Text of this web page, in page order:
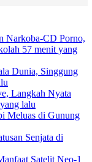
Narkoba-CD Porno,
57 menit yang
Dunia, Singgung
Langkah Nyata
lalu
Meluas di Gunung
Senjata di
Satelit Neo-1